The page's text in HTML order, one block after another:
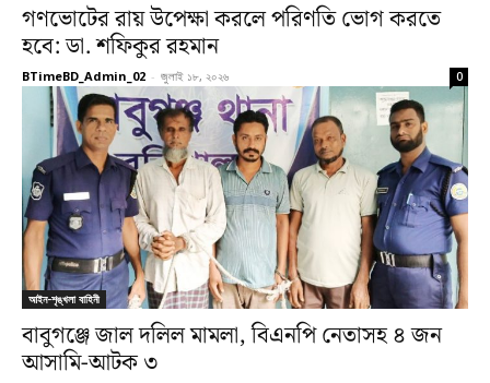
গণভোটের রায় উপেক্ষা করলে পরিণতি ভোগ করতে
হবে: ডা. শফিকুর রহমান
BTimeBD_Admin_02 - জুলাই ১৮, ২০২৬ 0
আইন-শৃঙ্খলা বাহিনী
বাবুগঞ্জে জাল দলিল মামলা, বিএনপি নেতাসহ ৪ জন
আসামি-আটক ৩